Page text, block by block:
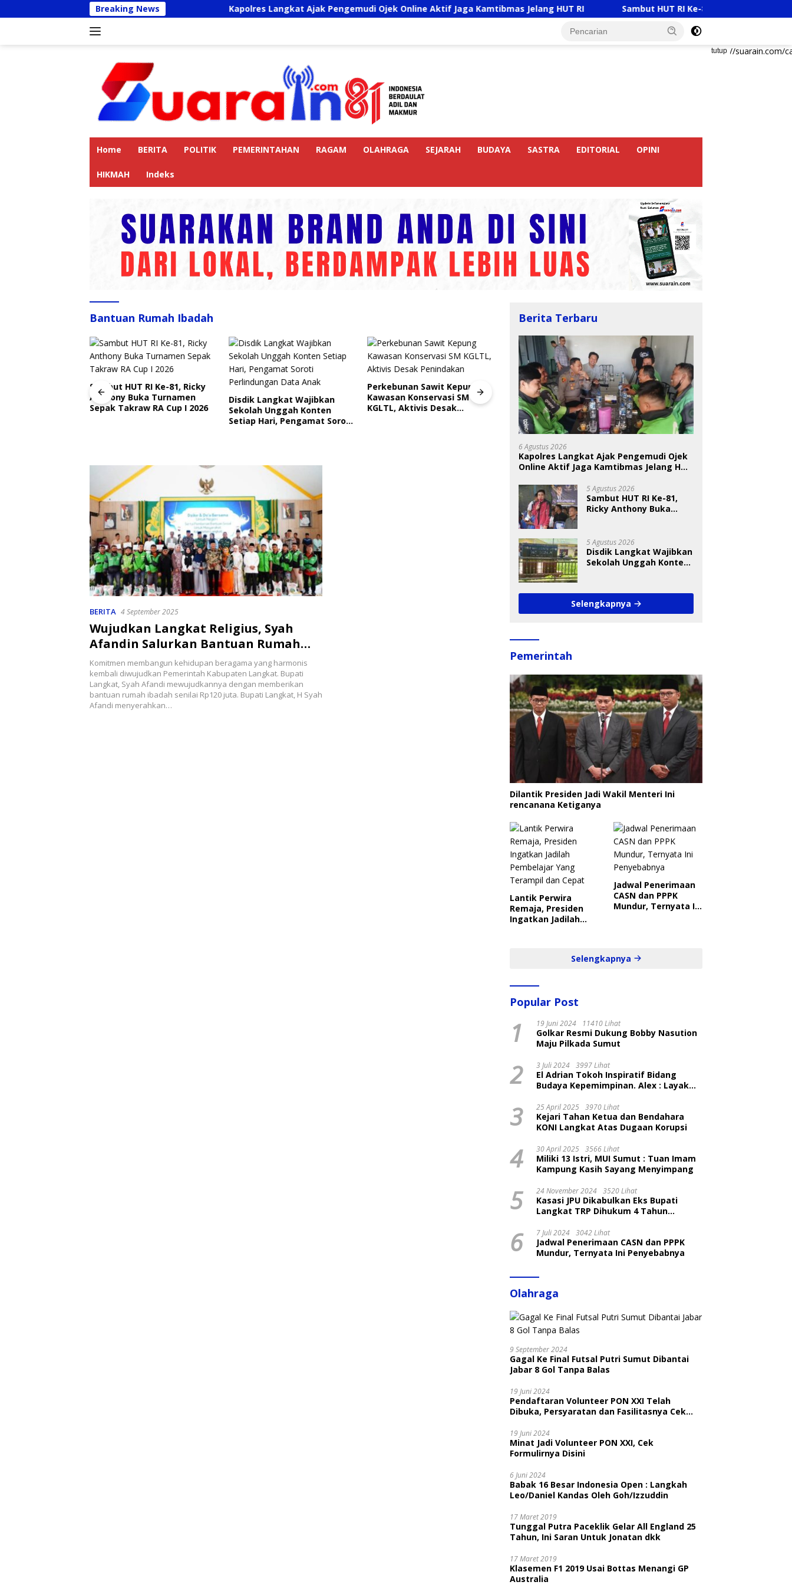
ke
Breaking News Kapolres Langkat Ajak Pengemudi Ojek Online Aktif Jaga Kamtibmas Jelang HUT RI Sambut HUT RI Ke-81, Ricky Anthony Buka Turnamen
tutup
https://suarain.com/
Home BERITA POLITIK PEMERINTAHAN RAGAM OLAHRAGA SEJARAH BUDAYA SASTRA EDITORIAL OPINI
HIKMAH Indeks
Bantuan Rumah Ibadah
Sambut HUT RI Ke-81, Ricky
Anthony Buka Turnamen
Sepak Takraw RA Cup I 2026
Disdik Langkat Wajibkan
Sekolah Unggah Konten
Setiap Hari, Pengamat Soroti
Perkebunan Sawit Kepung
Kawasan Konservasi SM
KGLTL, Aktivis Desak
Indri Nugraheni: Festival
Sayang Anak Harus Jadi
Gerakan Berkelanjutan
Perlindungan Anak
BKSDA Segera Evaluasi
Perkebunan Sawit di
Kawasan Konservasi di
Langkat
BERITA 4 September 2025
Wujudkan Langkat Religius, Syah
Afandin Salurkan Bantuan Rumah
Ibadah
Komitmen membangun kehidupan beragama yang harmonis
kembali diwujudkan Pemerintah Kabupaten Langkat. Bupati
Langkat, Syah Afandi mewujudkannya dengan memberikan
bantuan rumah ibadah senilai Rp120 juta. Bupati Langkat, H Syah
Afandi menyerahkan…
Berita Terbaru
6 Agustus 2026
Kapolres Langkat Ajak Pengemudi Ojek
Online Aktif Jaga Kamtibmas Jelang HUT
5 Agustus 2026
Sambut HUT RI Ke-81,
Ricky Anthony Buka
5 Agustus 2026
Disdik Langkat Wajibkan
Sekolah Unggah Konten
Data Anak
Selengkapnya
Pemerintah
Dilantik Presiden Jadi Wakil Menteri Ini
rencanana Ketiganya
Lantik Perwira
Remaja, Presiden
Ingatkan Jadilah
Jadwal Penerimaan
CASN dan PPPK
Mundur, Ternyata Ini
Selengkapnya
Popular Post
1 19 Juni 2024 11410 Lihat
Golkar Resmi Dukung Bobby Nasution
Maju Pilkada Sumut
2 3 Juli 2024 3997 Lihat
El Adrian Tokoh Inspiratif Bidang
Budaya Kepemimpinan. Alex : Layak
3 25 April 2025 3970 Lihat
Kejari Tahan Ketua dan Bendahara
KONI Langkat Atas Dugaan Korupsi
4 30 April 2025 3566 Lihat
Miliki 13 Istri, MUI Sumut : Tuan Imam
Kampung Kasih Sayang Menyimpang
5 24 November 2024 3520 Lihat
Kasasi JPU Dikabulkan Eks Bupati
Langkat TRP Dihukum 4 Tahun
6 7 Juli 2024 3042 Lihat
Jadwal Penerimaan CASN dan PPPK
Mundur, Ternyata Ini Penyebabnya
Olahraga
9 September 2024
Gagal Ke Final Futsal Putri Sumut Dibantai
Jabar 8 Gol Tanpa Balas
19 Juni 2024
Pendaftaran Volunteer PON XXI Telah
Dibuka, Persyaratan dan Fasilitasnya Cek
19 Juni 2024
Minat Jadi Volunteer PON XXI, Cek
Formulirnya Disini
6 Juni 2024
Babak 16 Besar Indonesia Open : Langkah
Leo/Daniel Kandas Oleh Goh/Izzuddin
17 Maret 2019
Tunggal Putra Paceklik Gelar All England 25
Tahun, Ini Saran Untuk Jonatan dkk
17 Maret 2019
Klasemen F1 2019 Usai Bottas Menangi GP
Australia